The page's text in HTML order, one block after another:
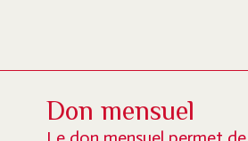
Don mensuel